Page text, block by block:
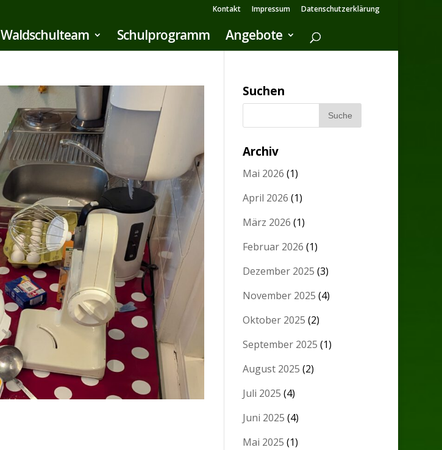
Kontakt Impressum Datenschutzerklärung
Waldschulteam Schulprogramm Angebote
Suchen
Archiv
Mai 2026 (1)
April 2026 (1)
März 2026 (1)
Februar 2026 (1)
Dezember 2025 (3)
November 2025 (4)
Oktober 2025 (2)
September 2025 (1)
August 2025 (2)
Juli 2025 (4)
Juni 2025 (4)
Mai 2025 (1)